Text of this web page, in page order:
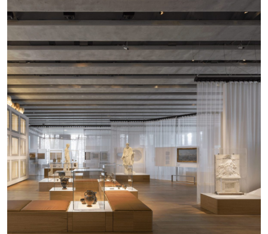
About
Projects
Team
Awards
Books
Join Us
DE